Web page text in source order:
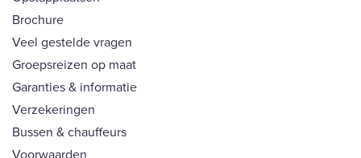
Brochure
Veel gestelde vragen
Groepsreizen op maat
Garanties & informatie
Verzekeringen
Bussen & chauffeurs
Voorwaarden